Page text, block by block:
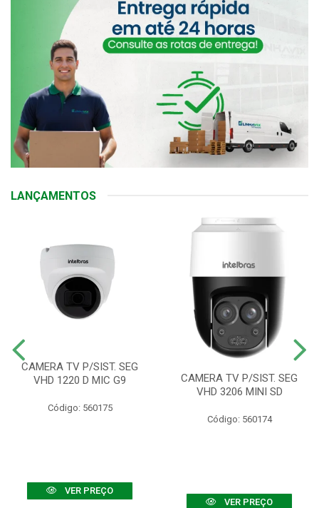
LANÇAMENTOS
CAMERA TV P/SIST. SEG
VHD 1220 D MIC G9
Código: 560175
VER PREÇO
CAMERA TV P/SIST. SEG
VHD 3206 MINI SD
Código: 560174
VER PREÇO